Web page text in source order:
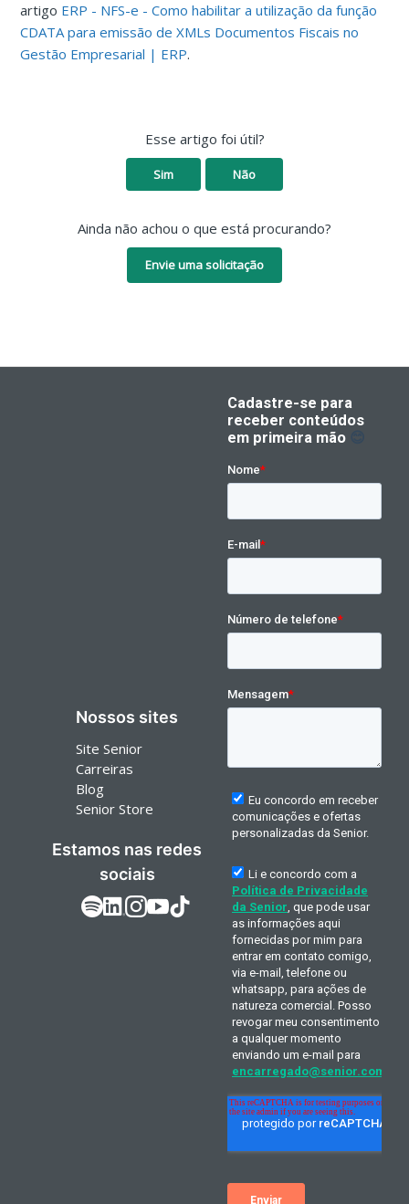
artigo ERP - NFS-e - Como habilitar a utilização da função
CDATA para emissão de XMLs Documentos Fiscais no
Gestão Empresarial | ERP.
Esse artigo foi útil?
Sim Não
Ainda não achou o que está procurando?
Envie uma solicitação
Nossos sites
Site Senior
Carreiras
Blog
Senior Store
Estamos nas redes
sociais